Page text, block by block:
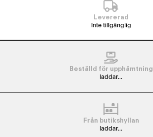
Levererad
Inte tillgänglig
Beställd för upphämtning
laddar...
Från butikshyllan
laddar...